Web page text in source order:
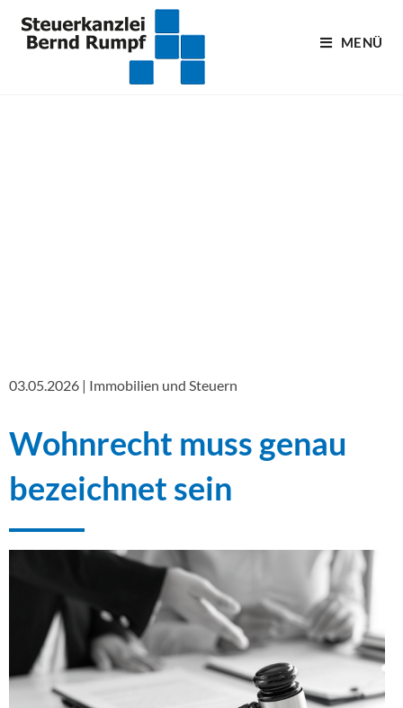
MENÜ
03.05.2026 | Immobilien und Steuern
Wohnrecht muss genau
bezeichnet sein